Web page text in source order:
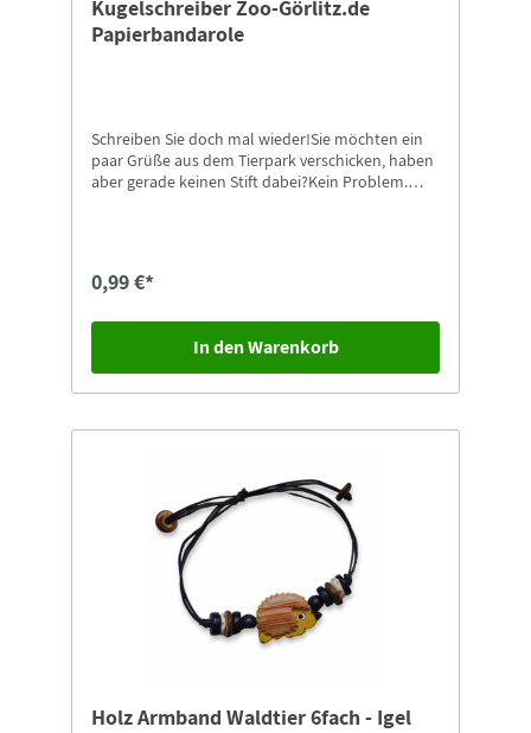
Kugelschreiber Zoo-Görlitz.de
Papierbandarole
Schreiben Sie doch mal wieder!Sie möchten ein
paar Grüße aus dem Tierpark verschicken, haben
aber gerade keinen Stift dabei?Kein Problem.
0,99 €*
In den Warenkorb
Holz Armband Waldtier 6fach - Igel